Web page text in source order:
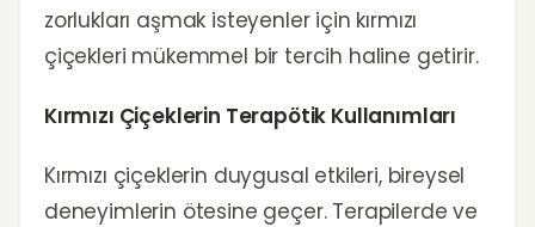
zorlukları aşmak isteyenler için kırmızı
çiçekleri mükemmel bir tercih haline getirir.
Kırmızı Çiçeklerin Terapötik Kullanımları
Kırmızı çiçeklerin duygusal etkileri, bireysel
deneyimlerin ötesine geçer. Terapilerde ve